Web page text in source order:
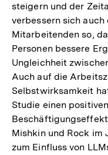
steigern und der
verbessern sich
Mitarbeitenden so,
Personen bessere
Ungleichheit
Auch auf die
Selbstwirksamkeit
Studie einen
Mishkin und Rock im
zum Einfluss von